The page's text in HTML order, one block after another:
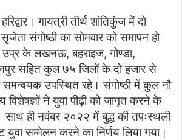
गायत्री तीर्थ शांतिकुंज में दो
संगोष्ठी का सोमवार को समापन हो
उप्र के लखनऊ, बहराइज, गोण्डा,
सहित कुल ७५ जिलों के दो हजार से
समन्वयक उपस्थित रहे। संगोष्ठी में कुल नौ
विशेषज्ञों ने युवा पीढ़ी को जागृत करने के
साथ ही नवंबर २०२२ में बुद्ध की तपःस्थली
युवा सम्मेलन करने का निर्णय लिया गया।